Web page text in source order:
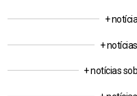
+
+
+ notícias